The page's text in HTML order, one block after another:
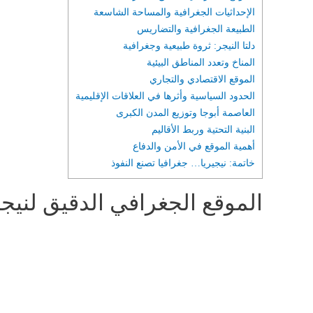
الإحداثيات الجغرافية والمساحة الشاسعة
الطبيعة الجغرافية والتضاريس
دلتا النيجر: ثروة طبيعية وجغرافية
المناخ وتعدد المناطق البيئية
الموقع الاقتصادي والتجاري
الحدود السياسية وأثرها في العلاقات الإقليمية
العاصمة أبوجا وتوزيع المدن الكبرى
البنية التحتية وربط الأقاليم
أهمية الموقع في الأمن والدفاع
خاتمة: نيجيريا… جغرافيا تصنع النفوذ
الموقع الجغرافي الدقيق